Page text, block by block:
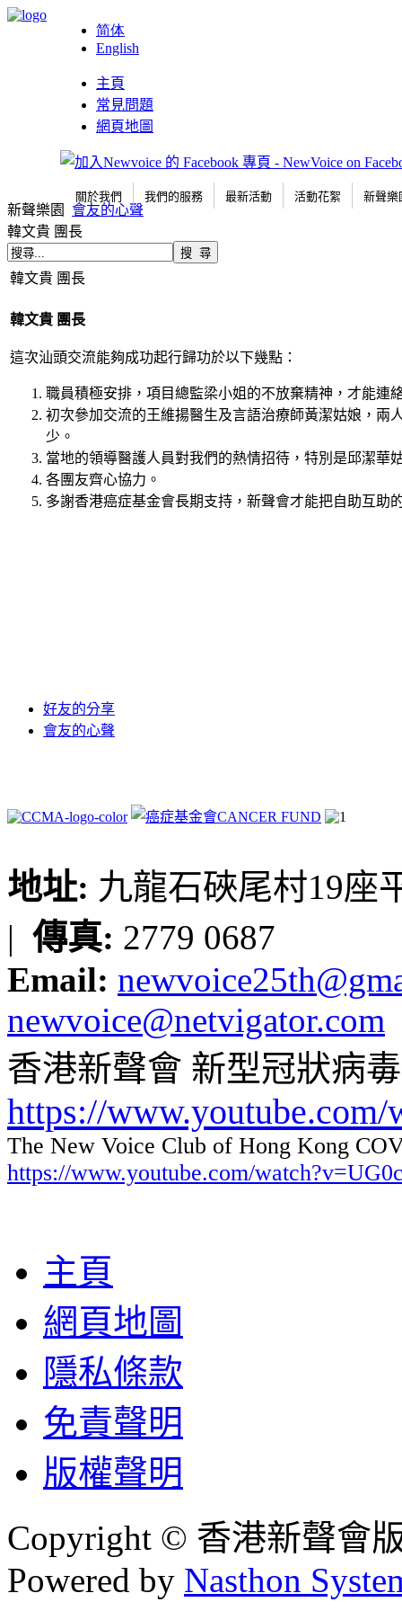
简体
English
主頁
常見問題
網頁地圖
關於我們 我們的服務 最新活動 活動花絮 新聲樂
新聲樂園
會友的心聲
韓文貴 團長
韓文貴 團長
韓文貴 團長
這次汕頭交流能夠成功起行歸功於以下幾點：
職員積極安排，項目總監梁小姐的不放棄精神，才能連
初次參加交流的王維揚醫生及言語治療師黃潔姑娘，兩
少。
當地的領導醫護人員對我們的熱情招待，特別是邱潔華
各團友齊心協力。
多謝香港癌症基金會長期支持，新聲會才能把自助互助
好友的分享
會友的心聲
地址: 九龍石硤尾村19座
| 傳真: 2779 0687
Email:
newvoice@netvigator.com
香港新聲會 新型冠狀病
https://
The New Voice Club of Hong Kong
https://www.youtube.com/
主頁
網頁地圖
隱私條款
免責聲明
版權聲明
Copyright © 香港新聲會
Powered by Nasthon